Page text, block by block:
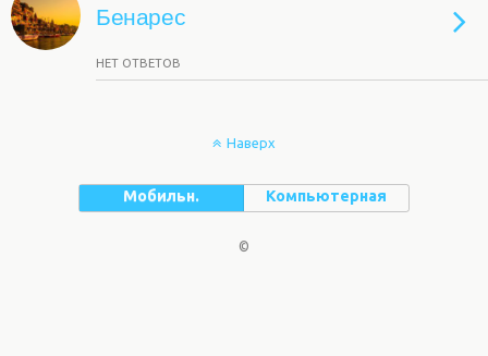
Бенарес
НЕТ ОТВЕТОВ
Наверх
Мобильн. Компьютерная
©